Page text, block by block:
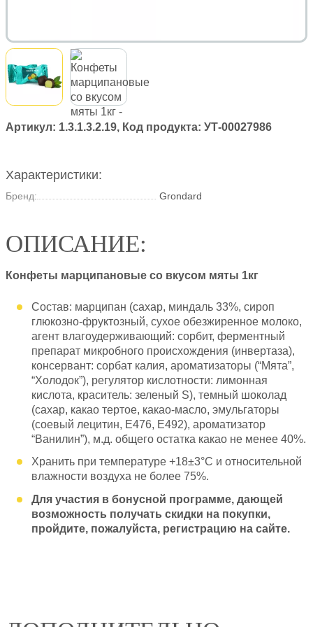
Артикул: 1.3.1.3.2.19, Код продукта: УТ-00027986
Характеристики:
Бренд: Grondard
ОПИСАНИЕ:
Конфеты марципановые со вкусом мяты 1кг
Состав: марципан (сахар, миндаль 33%, сироп
глюкозно-фруктозный, сухое обезжиренное молоко,
агент влагоудерживающий: сорбит, ферментный
препарат микробного происхождения (инвертаза),
консервант: сорбат калия, ароматизаторы (“Мята”,
“Холодок”), регулятор кислотности: лимонная
кислота, краситель: зеленый S), темный шоколад
(сахар, какао тертое, какао-масло, эмульгаторы
(соевый лецитин, Е476, Е492), ароматизатор
“Ванилин”), м.д. общего остатка какао не менее 40%.
Хранить при температуре +18±3°С и относительной
влажности воздуха не более 75%.
Для участия в бонусной программе, дающей
возможность получать скидки на покупки,
пройдите, пожалуйста, регистрацию на сайте.